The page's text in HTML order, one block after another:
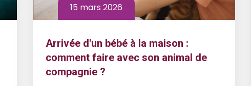
15 mars 2026
Arrivée d'un bébé à la maison :
comment faire avec son animal de
compagnie ?